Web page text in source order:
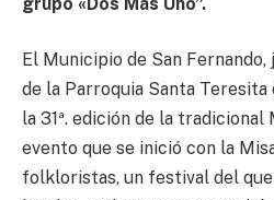
El Municipio de San
de la Parroquia Santa
la 31ª. edición de la
evento que se inició con la
folkloristas, un festival del